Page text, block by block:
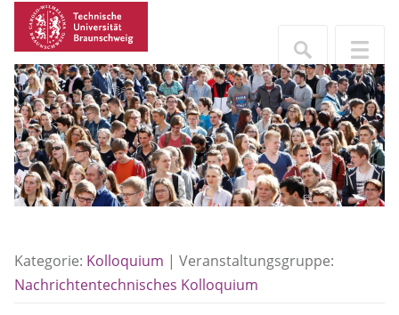
Kategorie: Kolloquium | Veranstaltungsgruppe:
Nachrichtentechnisches Kolloquium